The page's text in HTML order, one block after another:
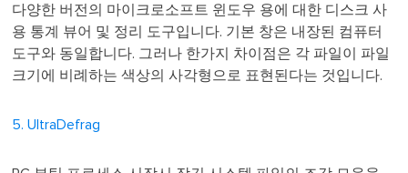
다양한 버전의 마이크로소프트 윈도우 용에 대한 디스크 사
용 통계 뷰어 및 정리 도구입니다. 기본 창은 내장된 컴퓨터
도구와 동일합니다. 그러나 한가지 차이점은 각 파일이 파일
크기에 비례하는 색상의 사각형으로 표현된다는 것입니다.
5. UltraDefrag